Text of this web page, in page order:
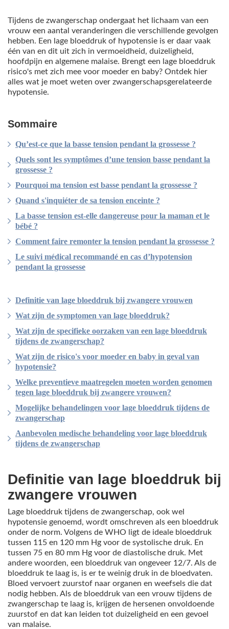
Tijdens de zwangerschap ondergaat het lichaam van een
vrouw een aantal veranderingen die verschillende gevolgen
hebben. Een lage bloeddruk of hypotensie is er daar vaak
één van en dit uit zich in vermoeidheid, duizeligheid,
hoofdpijn en algemene malaise. Brengt een lage bloeddruk
risico's met zich mee voor moeder en baby? Ontdek hier
alles wat je moet weten over zwangerschapsgerelateerde
hypotensie.
Sommaire
Qu’est-ce que la basse tension pendant la grossesse ?
Quels sont les symptômes d’une tension basse pendant la
grossesse ?
Pourquoi ma tension est basse pendant la grossesse ?
Quand s'inquiéter de sa tension enceinte ?
La basse tension est-elle dangereuse pour la maman et le
bébé ?
Comment faire remonter la tension pendant la grossesse ?
Le suivi médical recommandé en cas d’hypotension
pendant la grossesse
Definitie van lage bloeddruk bij zwangere vrouwen
Wat zijn de symptomen van lage bloeddruk?
Wat zijn de specifieke oorzaken van een lage bloeddruk
tijdens de zwangerschap?
Wat zijn de risico's voor moeder en baby in geval van
hypotensie?
Welke preventieve maatregelen moeten worden genomen
tegen lage bloeddruk bij zwangere vrouwen?
Mogelijke behandelingen voor lage bloeddruk tijdens de
zwangerschap
Aanbevolen medische behandeling voor lage bloeddruk
tijdens de zwangerschap
Definitie van lage bloeddruk bij
zwangere vrouwen
Lage bloeddruk tijdens de zwangerschap, ook wel
hypotensie genoemd, wordt omschreven als een bloeddruk
onder de norm. Volgens de WHO ligt de ideale bloeddruk
tussen 115 en 120 mm Hg voor de systolische druk. En
tussen 75 en 80 mm Hg voor de diastolische druk. Met
andere woorden, een bloeddruk van ongeveer 12/7. Als de
bloeddruk te laag is, is er te weinig druk in de bloedvaten.
Bloed vervoert zuurstof naar organen en weefsels die dat
nodig hebben. Als de bloeddruk van een vrouw tijdens de
zwangerschap te laag is, krijgen de hersenen onvoldoende
zuurstof en dat kan leiden tot duizeligheid en een gevoel
van malaise.